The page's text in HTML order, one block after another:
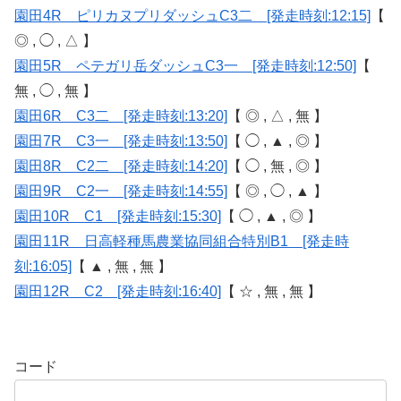
園田4R ピリカヌプリダッシュC3二 [発走時刻:12:15]
【
◎ , ◯ , △ 】
園田5R ペテガリ岳ダッシュC3一 [発走時刻:12:50]
【
無 , ◯ , 無 】
園田6R C3二 [発走時刻:13:20]
【 ◎ , △ , 無 】
園田7R C3一 [発走時刻:13:50]
【 ◯ , ▲ , ◎ 】
園田8R C2二 [発走時刻:14:20]
【 ◯ , 無 , ◎ 】
園田9R C2一 [発走時刻:14:55]
【 ◎ , ◯ , ▲ 】
園田10R C1 [発走時刻:15:30]
【 ◯ , ▲ , ◎ 】
園田11R 日高軽種馬農業協同組合特別B1 [発走時
刻:16:05]
【 ▲ , 無 , 無 】
園田12R C2 [発走時刻:16:40]
【 ☆ , 無 , 無 】
コード